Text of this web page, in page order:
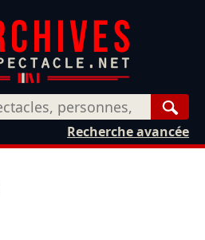
Recherche avancée